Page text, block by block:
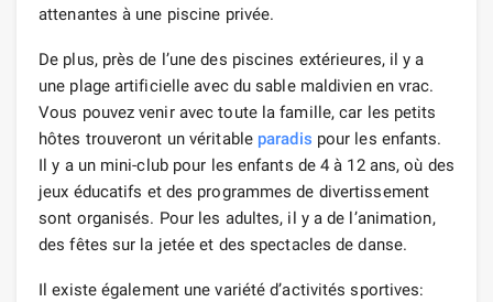
attenantes à une piscine privée.
De plus, près de l’une des piscines extérieures, il y a
une plage artificielle avec du sable maldivien en vrac.
Vous pouvez venir avec toute la famille, car les petits
hôtes trouveront un véritable paradis pour les enfants.
Il y a un mini-club pour les enfants de 4 à 12 ans, où des
jeux éducatifs et des programmes de divertissement
sont organisés. Pour les adultes, il y a de l’animation,
des fêtes sur la jetée et des spectacles de danse.
Il existe également une variété d’activités sportives: